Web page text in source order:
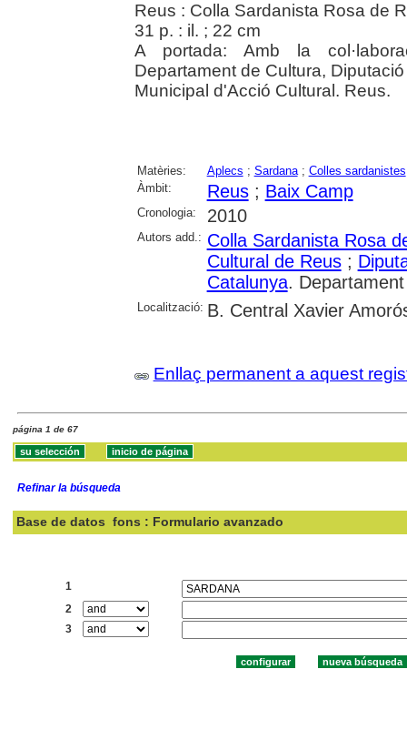
Reus : Colla Sardanista Rosa de
31 p. : il. ; 22 cm
A portada: Amb la
Departament de Cultura,
Municipal d'Acció Cultural. Reus.
Matèries: Aplecs ; Sardana; Colles sardanistes
Àmbit:
Reus; Baix Camp
Cronologia: 2010
Autors add.: Colla Sardanista Rosa
Cultural de Reus;
Catalunya.
Localització: B. Central Xavier
Enllaç permanent a aquest
página 1 de 67
Refinar la búsqueda
Base de datos fons : Formulario avanzado
1
2
3